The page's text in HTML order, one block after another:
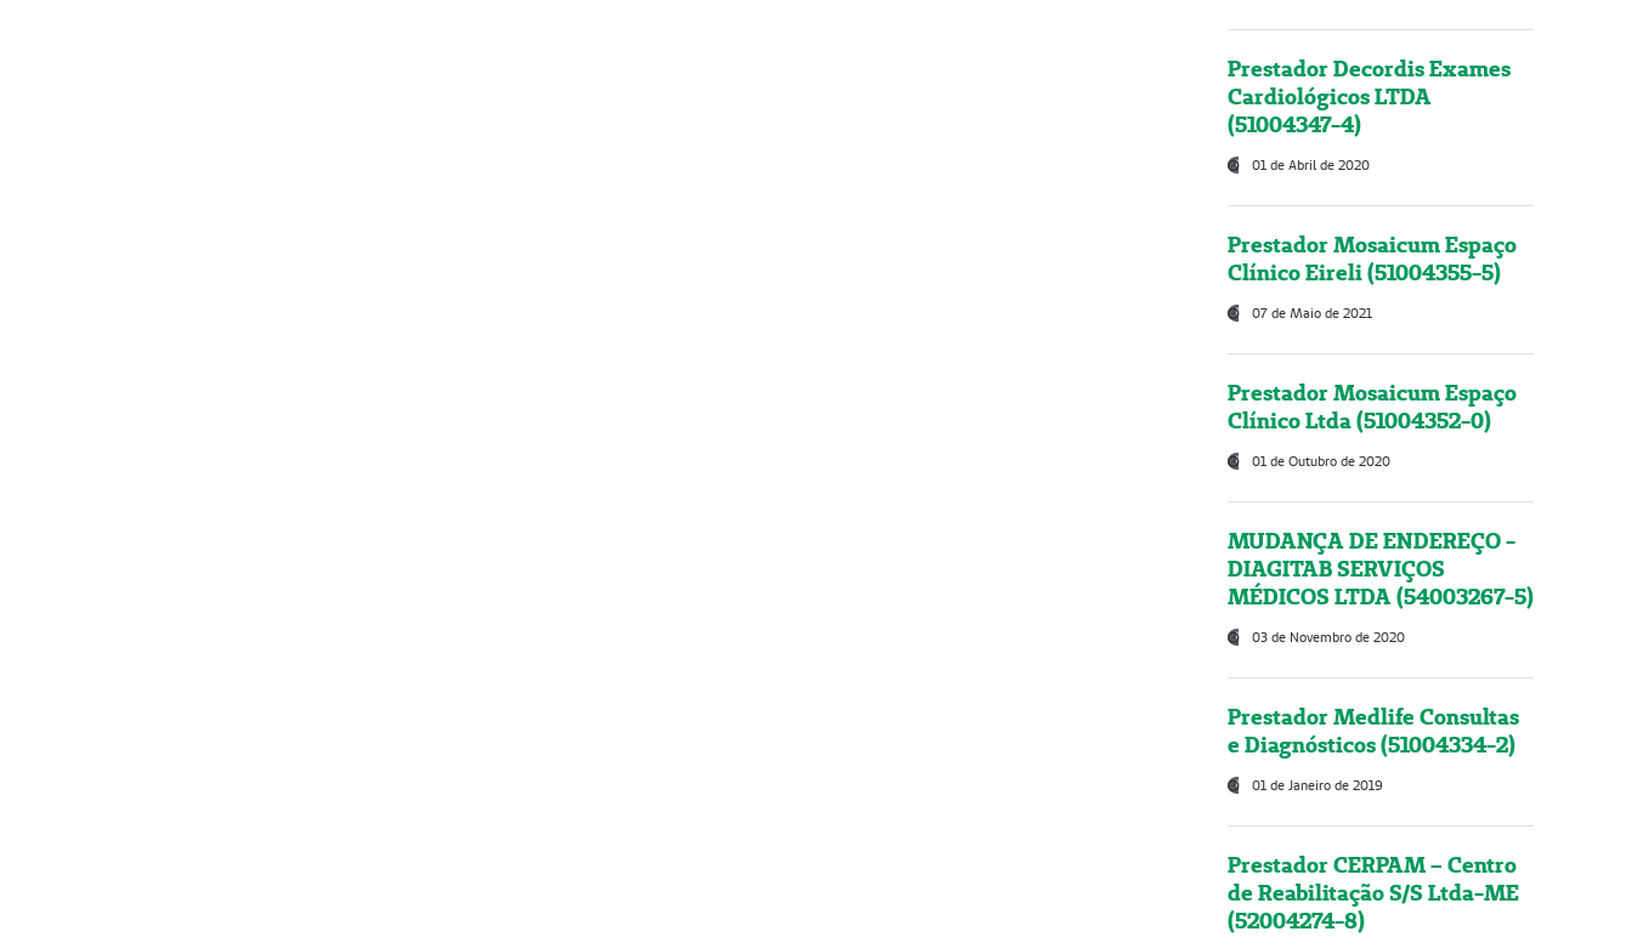
Prestador Decordis Exames
Cardiológicos LTDA
(51004347-4)
01 de Abril de 2020
Prestador Mosaicum Espaço
Clínico Eireli (51004355-5)
07 de Maio de 2021
Prestador Mosaicum Espaço
Clínico Ltda (51004352-0)
01 de Outubro de 2020
MUDANÇA DE ENDEREÇO -
DIAGITAB SERVIÇOS
MÉDICOS LTDA (54003267-5)
03 de Novembro de 2020
Prestador Medlife Consultas
e Diagnósticos (51004334-2)
01 de Janeiro de 2019
Prestador CERPAM – Centro
de Reabilitação S/S Ltda-ME
(52004274-8)